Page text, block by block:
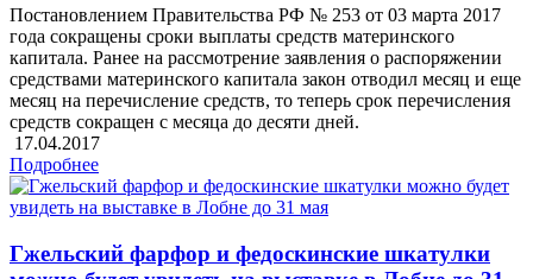
Постановлением Правительства РФ № 253 от 03 марта 2017
года сокращены сроки выплаты средств материнского
капитала. Ранее на рассмотрение заявления о распоряжении
средствами материнского капитала закон отводил месяц и еще
месяц на перечисление средств, то теперь срок перечисления
средств сокращен с месяца до десяти дней.
17.04.2017
Подробнее
Гжельский фарфор и федоскинские шкатулки